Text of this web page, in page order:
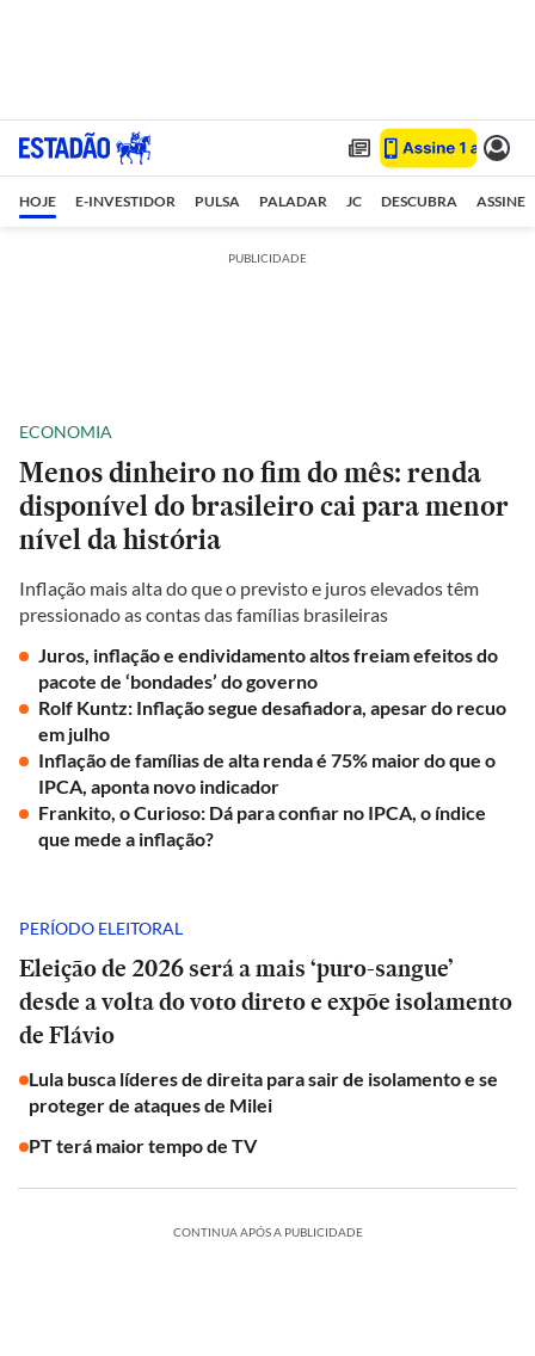
HOJE E-INVESTIDOR PULSA PALADAR JC DESCUBRA ASSINE
PUBLICIDADE
ECONOMIA
Menos dinheiro no fim do mês: renda
disponível do brasileiro cai para menor
nível da história
Inflação mais alta do que o previsto e juros elevados têm
pressionado as contas das famílias brasileiras
Juros, inflação e endividamento altos freiam efeitos do
pacote de ‘bondades’ do governo
Rolf Kuntz: Inflação segue desafiadora, apesar do recuo
em julho
Inflação de famílias de alta renda é 75% maior do que o
IPCA, aponta novo indicador
Frankito, o Curioso: Dá para confiar no IPCA, o índice
que mede a inflação?
PERÍODO ELEITORAL
Eleição de 2026 será a mais ‘puro-sangue’
desde a volta do voto direto e expõe isolamento
de Flávio
Lula busca líderes de direita para sair de isolamento e se
proteger de ataques de Milei
PT terá maior tempo de TV
CONTINUA APÓS A PUBLICIDADE